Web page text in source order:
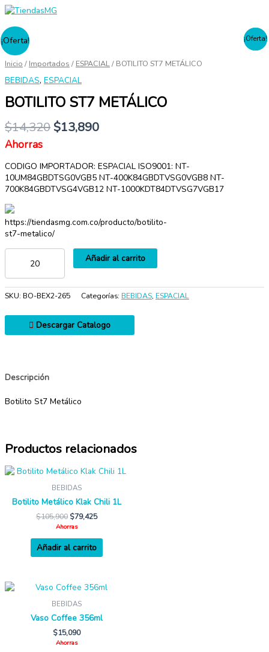
Ir
al
contenido
Menú
principal
¡Oferta!
Inicio / Importados / ESPACIAL/ BOTILITO ST7 METÁLICO
BEBIDAS, ESPACIAL
BOTILITO ST7 METÁLICO
$14,320$13,890
Ahorras
CODIGO IMPORTADOR: ESPACIAL ISO9001: NT-
10UM84GBDTSG0VGB5 NT-400K84GBDTVSG0VGB8 NT-
700K84GBDTVSG4VGB12 NT-1000KDT84DTVSG7VGB17
https://tiendasmg.com.co/producto/botilito-
st7-metalico/
BOTILITO
ST7
METÁLICO
cantidad
Añadir al carrito
SKU: BO-BEX2-265 Categorías: BEBIDAS, ESPACIAL
Descargar Catalogo
Descripción
Botilito St7 Metálico
Productos relacionados
¡Oferta!
BEBIDAS
Botilito Metálico Klak Chili 1L
$105,900 $79,425
Ahorras
Añadir al carrito
BEBIDAS
Vaso Coffee 356ml
$15,090
Ahorras
¡Oferta!